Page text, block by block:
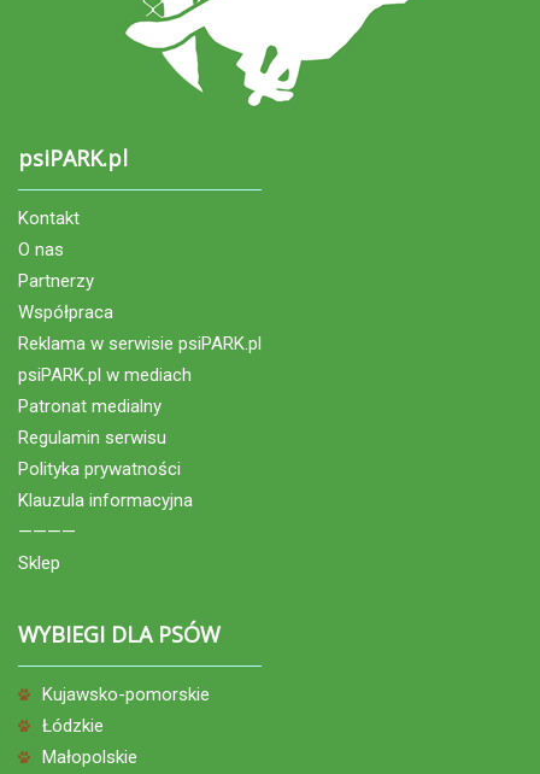
psiPARK.pl
Kontakt
O nas
Partnerzy
Współpraca
Reklama w serwisie psiPARK.pl
psiPARK.pl w mediach
Patronat medialny
Regulamin serwisu
Polityka prywatności
Klauzula informacyjna
————
Sklep
WYBIEGI DLA PSÓW
Kujawsko-pomorskie
Łódzkie
Małopolskie